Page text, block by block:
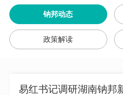
钠邦动态
政策解读
易红书记调研湖南钠邦